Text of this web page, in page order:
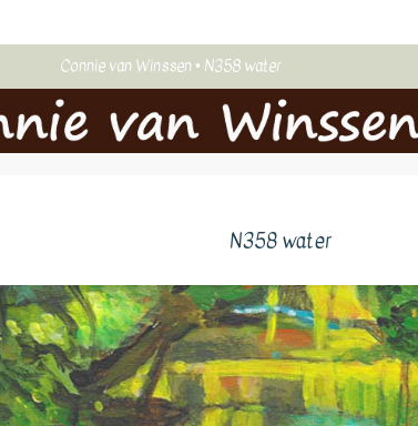
Connie van Winssen N358 water
N358 water